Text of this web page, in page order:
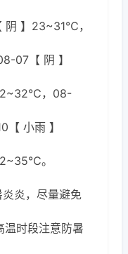
阴 】23~31℃，
07【 阴 】
，08-
小雨 】
。
炎，尽量避免
温时段注意防暑